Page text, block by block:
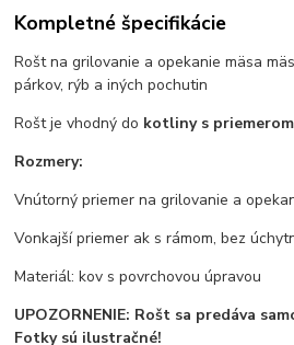
Kompletné špecifikácie
Rošt na grilovanie a opekanie mäsa
párkov, rýb a iných pochutin
Rošt je vhodný do kotliny s priemerom
Rozmery:
Vnútorný priemer na grilovanie a
Vonkajší priemer ak s rámom, bez
Materiál: kov s povrchovou úpravou
UPOZORNENIE: Rošt sa predáva
Fotky sú ilustračné!